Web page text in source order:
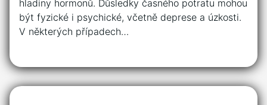
hladiny hormonů. Důsledky časného potratu mohou
být fyzické i psychické, včetně deprese a úzkosti.
V některých případech…